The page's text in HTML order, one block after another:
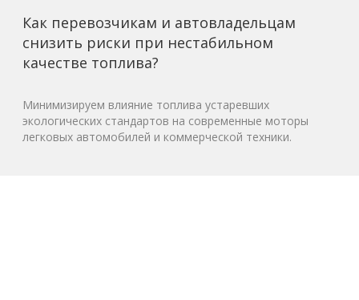
Как перевозчикам и автовладельцам
снизить риски при нестабильном
качестве топлива?
Минимизируем влияние топлива устаревших
экологических стандартов на современные моторы
легковых автомобилей и коммерческой техники.